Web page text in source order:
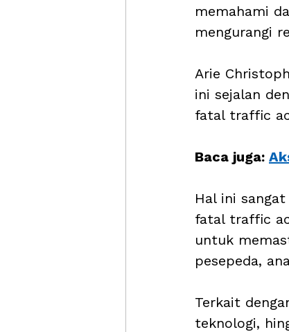
memahami
mengurangi
Arie
ini sejalan
fatal traffic
Baca juga:
Hal ini
fatal traffic
untuk
pesepeda,
Terkait
teknologi,